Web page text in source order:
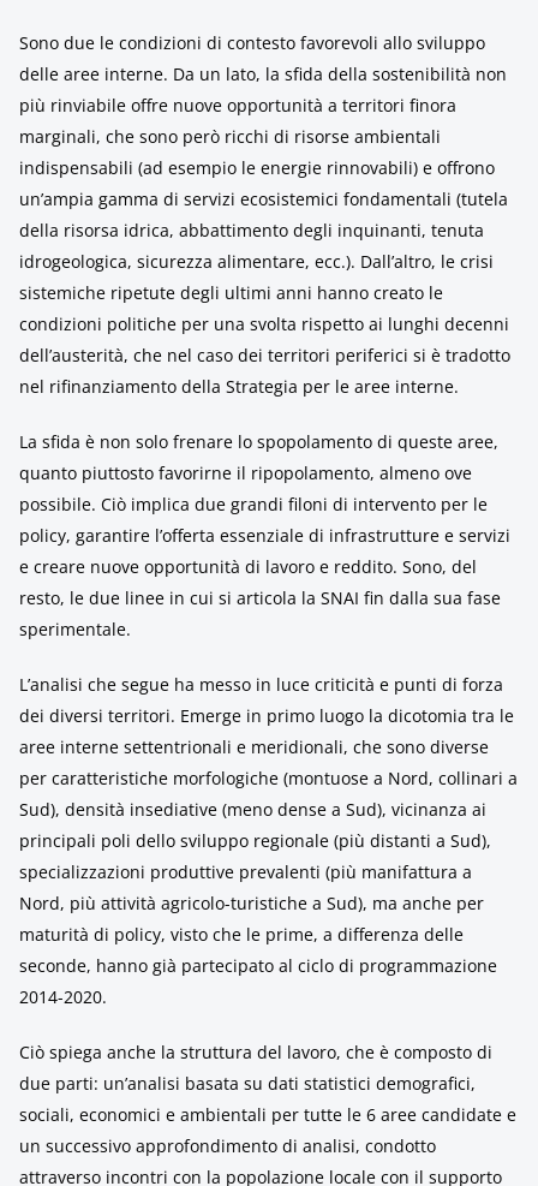
Sono due le condizioni di contesto favorevoli allo sviluppo
delle aree interne. Da un lato, la sfida della sostenibilità non
più rinviabile offre nuove opportunità a territori finora
marginali, che sono però ricchi di risorse ambientali
indispensabili (ad esempio le energie rinnovabili) e offrono
un’ampia gamma di servizi ecosistemici fondamentali (tutela
della risorsa idrica, abbattimento degli inquinanti, tenuta
idrogeologica, sicurezza alimentare, ecc.). Dall’altro, le crisi
sistemiche ripetute degli ultimi anni hanno creato le
condizioni politiche per una svolta rispetto ai lunghi decenni
dell’austerità, che nel caso dei territori periferici si è tradotto
nel rifinanziamento della Strategia per le aree interne.
La sfida è non solo frenare lo spopolamento di queste aree,
quanto piuttosto favorirne il ripopolamento, almeno ove
possibile. Ciò implica due grandi filoni di intervento per le
policy, garantire l’offerta essenziale di infrastrutture e servizi
e creare nuove opportunità di lavoro e reddito. Sono, del
resto, le due linee in cui si articola la SNAI fin dalla sua fase
sperimentale.
L’analisi che segue ha messo in luce criticità e punti di forza
dei diversi territori. Emerge in primo luogo la dicotomia tra le
aree interne settentrionali e meridionali, che sono diverse
per caratteristiche morfologiche (montuose a Nord, collinari a
Sud), densità insediative (meno dense a Sud), vicinanza ai
principali poli dello sviluppo regionale (più distanti a Sud),
specializzazioni produttive prevalenti (più manifattura a
Nord, più attività agricolo-turistiche a Sud), ma anche per
maturità di policy, visto che le prime, a differenza delle
seconde, hanno già partecipato al ciclo di programmazione
2014-2020.
Ciò spiega anche la struttura del lavoro, che è composto di
due parti: un’analisi basata su dati statistici demografici,
sociali, economici e ambientali per tutte le 6 aree candidate e
un successivo approfondimento di analisi, condotto
attraverso incontri con la popolazione locale con il supporto